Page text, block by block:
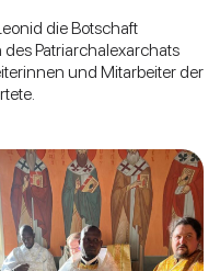
die Botschaft
Patriarchalexarchats
und Mitarbeiter der